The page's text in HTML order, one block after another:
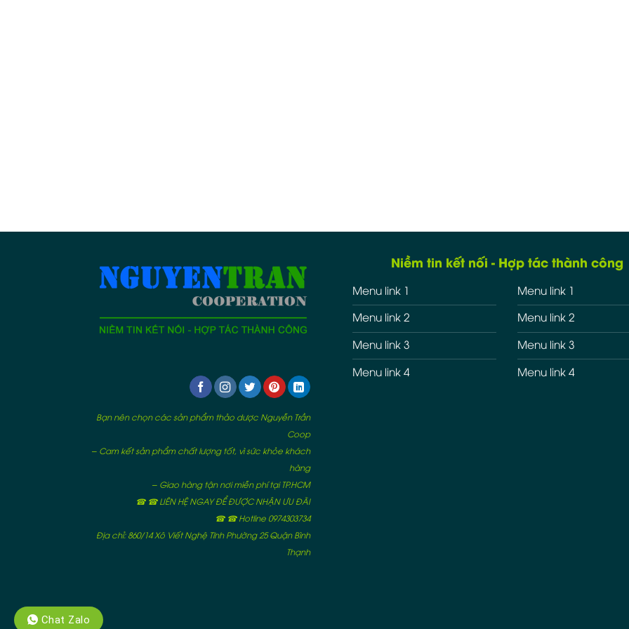
Bạn nên chọn các sản phẩm thảo dược Nguyễn Trần
Coop
– Cam kết sản phẩm chất lượng tốt, vì sức khỏe khách
hàng
– Giao hàng tận nơi miễn phí tại TP.HCM
☎ ☎ LIÊN HỆ NGAY ĐỂ ĐƯỢC NHẬN ƯU ĐÃI
☎ ☎ Hotline 0974303734
Địa chỉ: 860/14 Xô Viết Nghệ Tĩnh Phường 25 Quận Bình
Thạnh
Niềm tin kết nối - Hợp tác thành công
Menu link 1
Menu link 2
Menu link 3
Menu link 4
Menu link 1
Menu link 2
Menu link 3
Menu link 4
Chat Zalo